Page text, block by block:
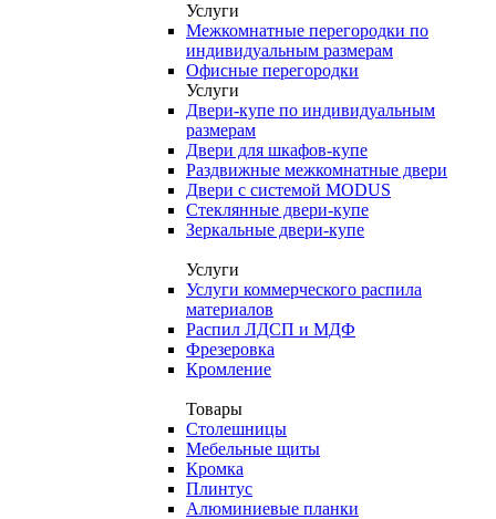
Услуги
Межкомнатные перегородки по
индивидуальным размерам
Офисные перегородки
Услуги
Двери-купе по индивидуальным
размерам
Двери для шкафов-купе
Раздвижные межкомнатные двери
Двери с системой MODUS
Стеклянные двери-купе
Зеркальные двери-купе
Услуги
Услуги коммерческого распила
материалов
Распил ЛДСП и МДФ
Фрезеровка
Кромление
Товары
Столешницы
Мебельные щиты
Кромка
Плинтус
Алюминиевые планки